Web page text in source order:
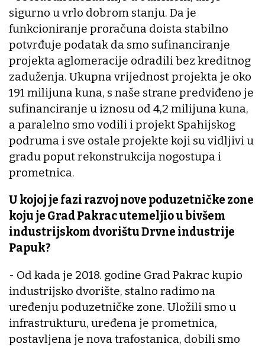
sigurno u vrlo dobrom stanju. Da je
funkcioniranje proračuna doista stabilno
potvrđuje podatak da smo sufinanciranje
projekta aglomeracije odradili bez kreditnog
zaduženja. Ukupna vrijednost projekta je oko
191 milijuna kuna, s naše strane predviđeno je
sufinanciranje u iznosu od 4,2 milijuna kuna,
a paralelno smo vodili i projekt Spahijskog
podruma i sve ostale projekte koji su vidljivi u
gradu poput rekonstrukcija nogostupa i
prometnica.
U kojoj je fazi razvoj nove poduzetničke zone
koju je Grad Pakrac utemeljio u bivšem
industrijskom dvorištu Drvne industrije
Papuk?
- Od kada je 2018. godine Grad Pakrac kupio
industrijsko dvorište, stalno radimo na
uređenju poduzetničke zone. Uložili smo u
infrastrukturu, uređena je prometnica,
postavljena je nova trafostanica, dobili smo